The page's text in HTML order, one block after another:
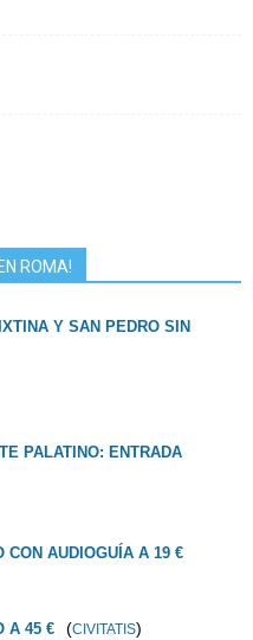
ROMA!
Y SAN PEDRO SIN
PALATINO: ENTRADA
CON AUDIOGUÍA A 19 €
A 45 € (CIVITATIS)